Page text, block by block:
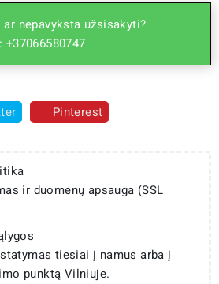
nepavyksta užsisakyti?
Pinterest
ir duomenų apsauga (SSL
tiesiai į namus arba į
punktą Vilniuje.